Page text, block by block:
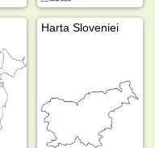
Harta Sloveniei